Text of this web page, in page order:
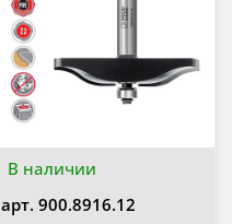
В наличии
арт. 900.8916.12